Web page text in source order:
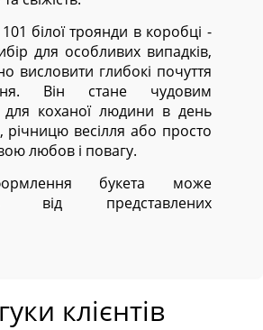
білої троянди в коробці -
для особливих випадків,
висловити глибокі почуття
Він стане чудовим
для коханої людини в день
весілля або просто
любов і повагу.
букета може
від представлених
клієнтів